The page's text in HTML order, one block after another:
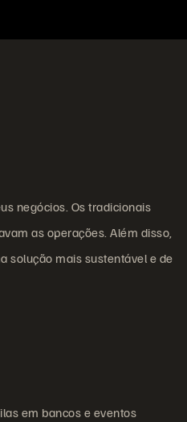
negócios. Os tradicionais
as operações. Além disso,
solução mais sustentável e de
em bancos e eventos